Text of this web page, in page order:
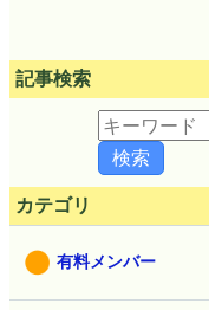
記事検索
カテゴリ
有料メンバー